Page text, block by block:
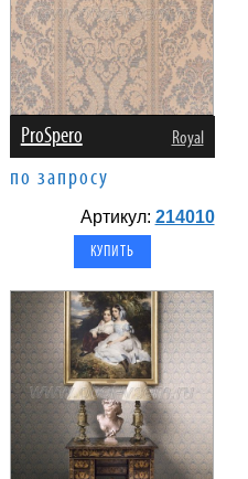
ProSpero Royal
по запросу
Артикул: 214010